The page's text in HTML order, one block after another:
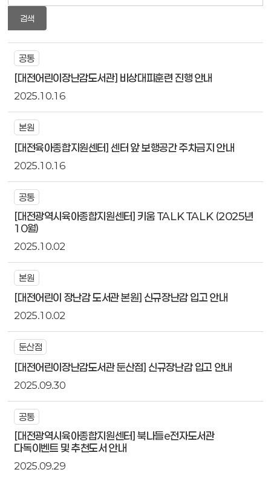
검색
공통
[대전어린이장난감도서관] 비상대피훈련 진행 안내
2025.10.16
본원
[대전육아종합지원센터] 센터 앞 보행공간 주차금지 안내
2025.10.16
공통
[대전광역시육아종합지원센터] 키움 TALK TALK (2025년
10월)
2025.10.02
본원
[대전어린이 장난감 도서관 본원] 신규장난감 입고 안내
2025.10.02
둔산점
[대전어린이장난감도서관 둔산점] 신규장난감 입고 안내
2025.09.30
공통
[대전광역시육아종합지원센터] 북나들e전자도서관
다독이벤트 및 추천도서 안내
2025.09.29